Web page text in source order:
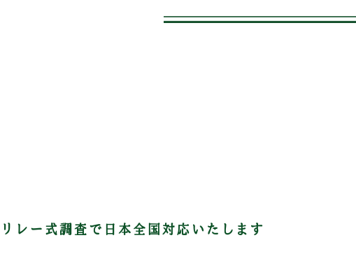
リレー式調査で日本全国対応いたします